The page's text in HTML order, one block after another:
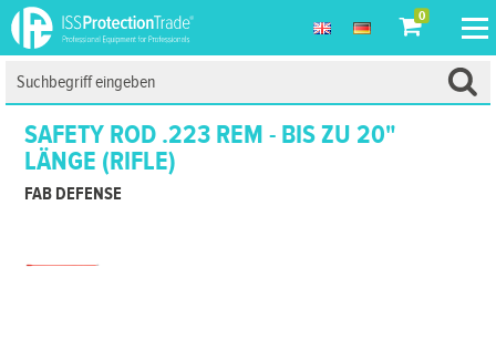
0
SAFETY ROD .223 REM - BIS ZU 20"
LÄNGE (RIFLE)
FAB DEFENSE